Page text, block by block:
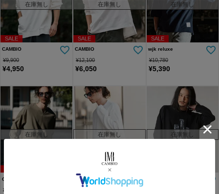
SALE
在庫無し
CAMBIO
¥9,900
¥4,950
SALE
在庫無し
CAMBIO
¥12,100
¥6,050
SALE
在庫無し
wjk reluxe
¥10,780
¥5,390
在庫無し
CAMBIO
¥
在庫無し
CAMBIO
在庫無し